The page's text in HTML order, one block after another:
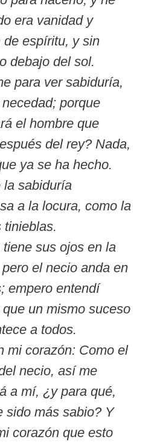
era vanidad y
de espíritu, y sin
debajo del sol.
para ver sabiduría,
porque
el hombre que
del rey? Nada,
ya se ha hecho.
la sabiduría
a la locura, como la
tinieblas.
tiene sus ojos en la
el necio anda en
empero entendí
un mismo suceso
a todos.
mi corazón: Como el
necio, así me
a mí, ¿y para qué,
sido más sabio? Y
corazón que esto